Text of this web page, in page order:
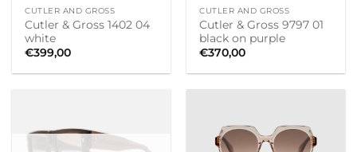
CUTLER AND GROSS
Cutler & Gross 1402 04
white
€399,00
CUTLER AND GROSS
Cutler & Gross 9797 01
black on purple
€370,00